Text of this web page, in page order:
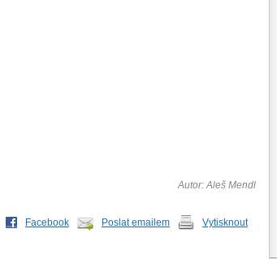
Autor: Aleš Mendl
Facebook Poslat emailem Vytisknout